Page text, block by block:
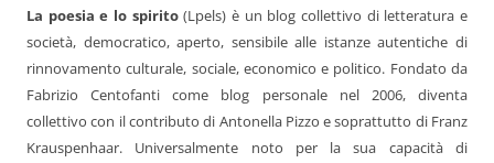
La poesia e lo spirito(Lpels) è un blog collettivo di letteratura e
società, democratico, aperto, sensibile alle istanze autentiche di
rinnovamento culturale, sociale, economico e politico. Fondato da
Fabrizio Centofanti come blog personale nel 2006, diventa
collettivo con il contributo di Antonella Pizzo e soprattutto di Franz
Krauspenhaar. Universalmente noto per la sua capacità di